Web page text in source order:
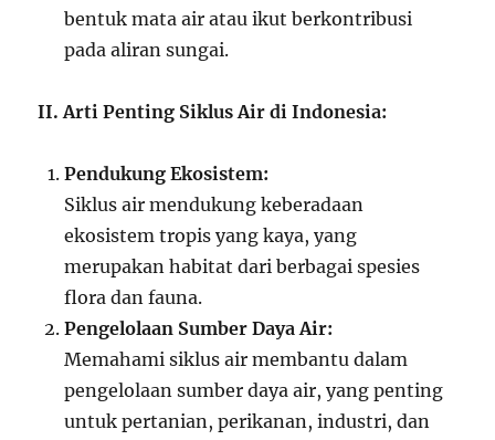
bentuk mata air atau ikut berkontribusi
pada aliran sungai.
II. Arti Penting Siklus Air di Indonesia:
Pendukung Ekosistem:
Siklus air mendukung keberadaan
ekosistem tropis yang kaya, yang
merupakan habitat dari berbagai spesies
flora dan fauna.
Pengelolaan Sumber Daya Air:
Memahami siklus air membantu dalam
pengelolaan sumber daya air, yang penting
untuk pertanian, perikanan, industri, dan